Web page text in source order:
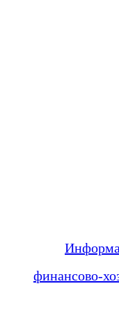
финансово-